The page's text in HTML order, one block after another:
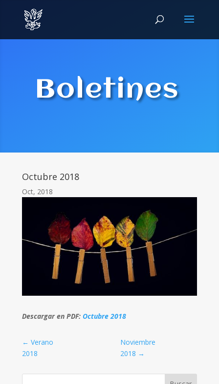
Boletines
Octubre 2018
Oct, 2018
Descargar en PDF: Octubre 2018
← Verano
2018
Noviembre
2018 →